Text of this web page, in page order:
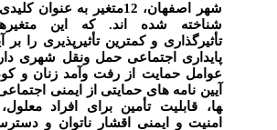
شهر اصفهان، 12متغیر به­ عنوان
شناخته شده­ اند. که این
تأثیرگذاری و کمترین تأثیرپذیری را بر
پایداری اجتماعی حمل­ و­نقل شهری
عواملحمایت از رفت وآمد زنان و
آیین نامههای حمایتی از ایمنی
ها، قابلیت تأمین برای افراد
امنیت و ایمنی اقشار ناتوان و